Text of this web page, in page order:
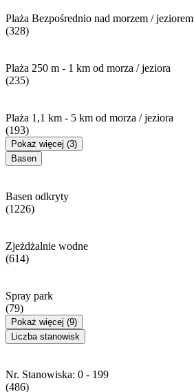
Plaża Bezpośrednio nad morzem / jeziorem
(328)
Plaża 250 m - 1 km od morza / jeziora
(235)
Plaża 1,1 km - 5 km od morza / jeziora
(193)
Pokaż więcej (3)
Basen
Basen odkryty
(1226)
Zjeżdżalnie wodne
(614)
Spray park
(79)
Pokaż więcej (9)
Liczba stanowisk
Nr. Stanowiska: 0 - 199
(486)